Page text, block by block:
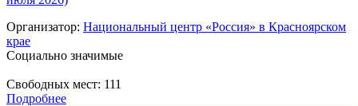
Организатор: Национальный центр «Россия» в Красноярском
крае
Социально значимые
Свободных мест: 111
Подробнее